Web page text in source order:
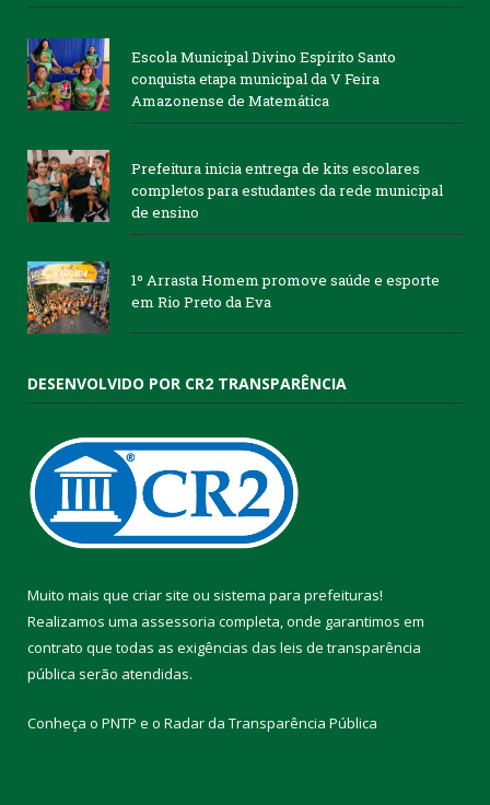
Escola Municipal Divino Espírito Santo
conquista etapa municipal da V Feira
Amazonense de Matemática
Prefeitura inicia entrega de kits escolares
completos para estudantes da rede municipal
de ensino
1º Arrasta Homem promove saúde e esporte
em Rio Preto da Eva
DESENVOLVIDO POR CR2 TRANSPARÊNCIA
Muito mais que criar site ou sistema para prefeituras!
Realizamos uma assessoria completa, onde garantimos em
contrato que todas as exigências das leis de transparência
pública serão atendidas.
Conheça o PNTP e o Radar da Transparência Pública